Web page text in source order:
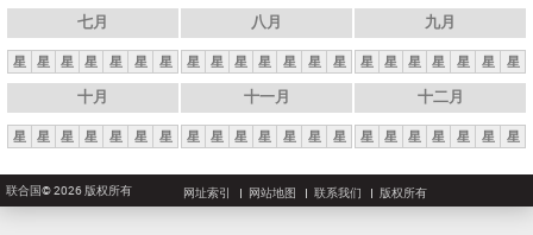
七月
星 星 星 星 星 星 星
八月
星 星 星 星 星 星 星
九月
星 星 星 星 星 星 星
十月
星 星 星 星 星 星 星
十一月
星 星 星 星 星 星 星
十二月
星 星 星 星 星 星 星
联合国© 2026 版权所有 网址索引 网站地图 联系我们 版权所有